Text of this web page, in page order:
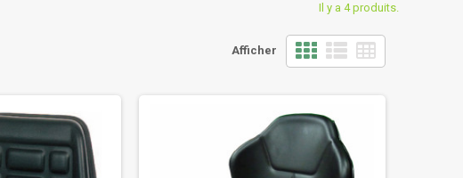
Il y a 4 produits.
Afficher